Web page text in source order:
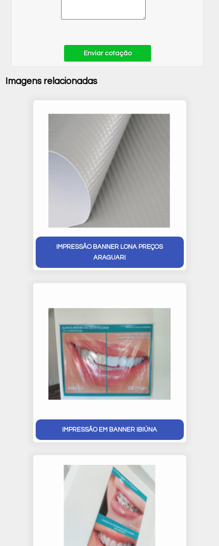
Enviar cotação
Imagens relacionadas
IMPRESSÃO BANNER LONA PREÇOS
ARAGUARI
IMPRESSÃO EM BANNER IBIÚNA